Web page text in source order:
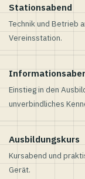
Stationsabend
Technik und Betrieb
Vereinsstation.
Einstieg in den
unverbindliches
Ausbildungskurs
Kursabend und
Gerät.